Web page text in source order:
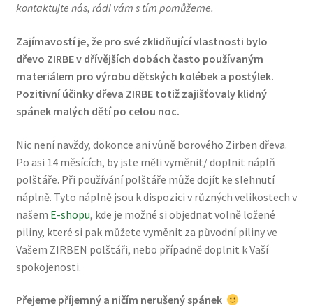
kontaktujte nás, rádi vám s tím pomůžeme.
Zajímavostí je, že pro své zklidňující vlastnosti bylo
dřevo ZIRBE v dřívějších dobách často používaným
materiálem pro výrobu dětských kolébek a postýlek.
Pozitivní účinky dřeva ZIRBE totiž zajišťovaly klidný
spánek malých dětí po celou noc.
Nic není navždy, dokonce ani vůně borového Zirben dřeva.
Po asi 14 měsících, by jste měli vyměnit/ doplnit náplň
polštáře. Při používání polštáře může dojít ke slehnutí
náplně. Tyto náplně jsou k dispozici v různých velikostech v
našem E-shopu, kde je možné si objednat volně ložené
piliny, které si pak můžete vyměnit za původní piliny ve
Vašem ZIRBEN polštáři, nebo případně doplnit k Vaší
spokojenosti.
Přejeme příjemný a ničím nerušený spánek